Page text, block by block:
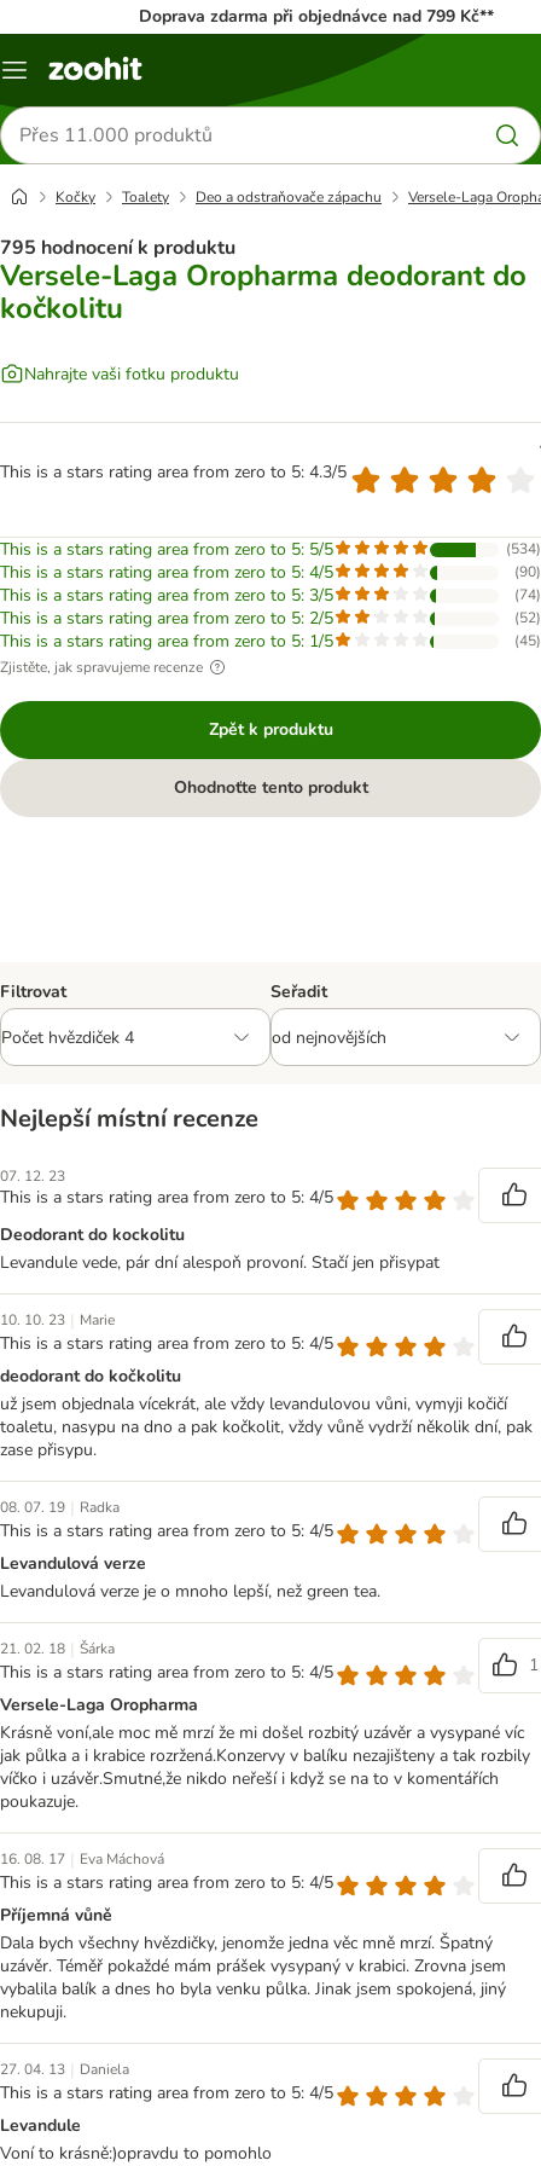
Doprava zdarma při objednávce nad 799 Kč**
Menu
Hledat
produkty
Kočky Toalety Deo a odstraňovače zápachu Versele-Laga
795 hodnocení k produktu
Versele-Laga Oropharma deodorant do
kočkolitu
Nahrajte vaši fotku produktu
This is a stars rating area from zero to 5: 4.3/5
This is a stars rating area from zero to 5: 5/5 (534)
This is a stars rating area from zero to 5: 4/5 (90)
This is a stars rating area from zero to 5: 3/5 (74)
This is a stars rating area from zero to 5: 2/5 (52)
This is a stars rating area from zero to 5: 1/5 (45)
Zjistěte, jak spravujeme recenze
Zpět k produktu
Ohodnoťte tento produkt
Filtrovat Seřadit
Nejlepší místní recenze
07. 12. 23
This is a stars rating area from zero to 5: 4/5
Deodorant do kockolitu
Levandule vede, pár dní alespoň provoní. Stačí jen přisypat
10. 10. 23 | Marie
This is a stars rating area from zero to 5: 4/5
deodorant do kočkolitu
už jsem objednala vícekrát, ale vždy levandulovou vůni, vymyji kočičí
toaletu, nasypu na dno a pak kočkolit, vždy vůně vydrží několik dní, pak
zase přisypu.
08. 07. 19 | Radka
This is a stars rating area from zero to 5: 4/5
Levandulová verze
Levandulová verze je o mnoho lepší, než green tea.
21. 02. 18 | Šárka
This is a stars rating area from zero to 5: 4/5
1
Versele-Laga Oropharma
Krásně voní,ale moc mě mrzí že mi došel rozbitý uzávěr a vysypané víc
jak půlka a i krabice rozržená.Konzervy v balíku nezajišteny a tak rozbily
víčko i uzávěr.Smutné,že nikdo neřeší i když se na to v komentářích
poukazuje.
16. 08. 17 | Eva Máchová
This is a stars rating area from zero to 5: 4/5
Příjemná vůně
Dala bych všechny hvězdičky, jenomže jedna věc mně mrzí. Špatný
uzávěr. Téměř pokaždé mám prášek vysypaný v krabici. Zrovna jsem
vybalila balík a dnes ho byla venku půlka. Jinak jsem spokojená, jiný
nekupuji.
27. 04. 13 | Daniela
This is a stars rating area from zero to 5: 4/5
Levandule
Voní to krásně:)opravdu to pomohlo